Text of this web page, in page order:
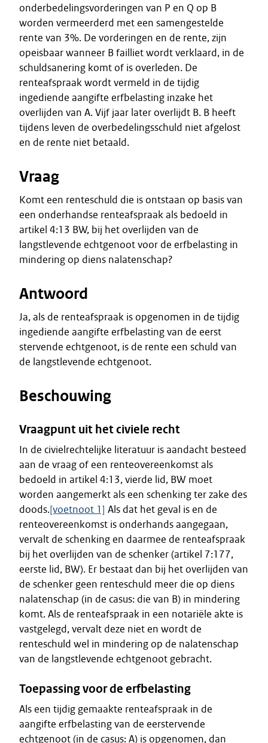
onderbedelingsvorderingen van P en Q op B
worden vermeerderd met een samengestelde
rente van 3%. De vorderingen en de rente, zijn
opeisbaar wanneer B failliet wordt verklaard, in de
schuldsanering komt of is overleden. De
renteafspraak wordt vermeld in de tijdig
ingediende aangifte erfbelasting inzake het
overlijden van A. Vijf jaar later overlijdt B. B heeft
tijdens leven de overbedelingsschuld niet afgelost
en de rente niet betaald.
Vraag
Komt een renteschuld die is ontstaan op basis van
een onderhandse renteafspraak als bedoeld in
artikel 4:13 BW, bij het overlijden van de
langstlevende echtgenoot voor de erfbelasting in
mindering op diens nalatenschap?
Antwoord
Ja, als de renteafspraak is opgenomen in de tijdig
ingediende aangifte erfbelasting van de eerst
stervende echtgenoot, is de rente een schuld van
de langstlevende echtgenoot.
Beschouwing
Vraagpunt uit het civiele recht
In de civielrechtelijke literatuur is aandacht besteed
aan de vraag of een renteovereenkomst als
bedoeld in artikel 4:13, vierde lid, BW moet
worden aangemerkt als een schenking ter zake des
doods.[voetnoot 1] Als dat het geval is en de
renteovereenkomst is onderhands aangegaan,
vervalt de schenking en daarmee de renteafspraak
bij het overlijden van de schenker (artikel 7:177,
eerste lid, BW). Er bestaat dan bij het overlijden van
de schenker geen renteschuld meer die op diens
nalatenschap (in de casus: die van B) in mindering
komt. Als de renteafspraak in een notariële akte is
vastgelegd, vervalt deze niet en wordt de
renteschuld wel in mindering op de nalatenschap
van de langstlevende echtgenoot gebracht.
Toepassing voor de erfbelasting
Als een tijdig gemaakte renteafspraak in de
aangifte erfbelasting van de eerstervende
echtgenoot (in de casus: A) is opgenomen, dan